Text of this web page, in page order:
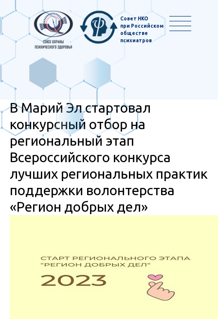
Совет НКО
при Российском
обществе
психиатров
В Марий Эл стартовал
конкурсный отбор на
региональный этап
Всероссийского конкурса
лучших региональных практик
поддержки волонтерства
«Регион добрых дел»